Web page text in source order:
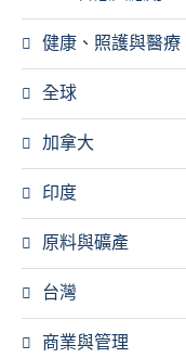
健康、照護與醫療
全球
加拿大
印度
原料與礦產
台灣
商業與管理